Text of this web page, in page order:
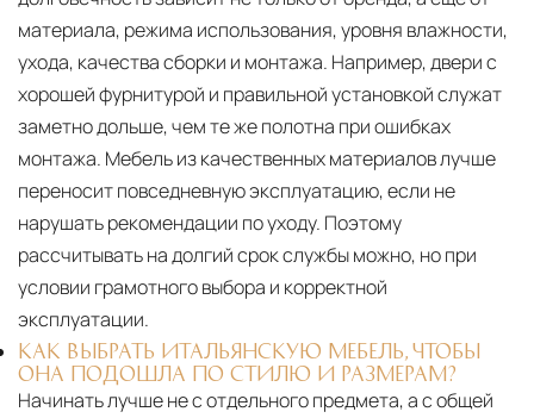
материала, режима использования, уровня влажности,
ухода, качества сборки и монтажа. Например, двери с
хорошей фурнитурой и правильной установкой служат
заметно дольше, чем те же полотна при ошибках
монтажа. Мебель из качественных материалов лучше
переносит повседневную эксплуатацию, если не
нарушать рекомендации по уходу. Поэтому
рассчитывать на долгий срок службы можно, но при
условии грамотного выбора и корректной
эксплуатации.
КАК ВЫБРАТЬ ИТАЛЬЯНСКУЮ МЕБЕЛЬ, ЧТОБЫ
ОНА ПОДОШЛА ПО СТИЛЮ И РАЗМЕРАМ?
Начинать лучше не с отдельного предмета, а с общей